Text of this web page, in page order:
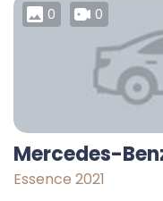
0 0
Mercedes-
Essence 2021